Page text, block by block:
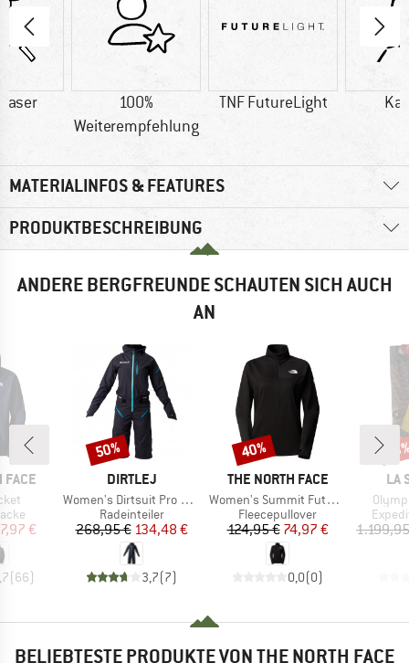
100%
Weiterempfehlung
TNF FutureLight
MATERIALINFOS & FEATURES
PRODUKTBESCHREIBUNG
ANDERE BERGFREUNDE SCHAUTEN SICH AUCH
AN
FACE
Preis
€
(66)
MARKE
DIRTLEJ
Artikel
Women's Dirtsuit Pro Edition
Produktgruppe
Radeinteiler
Preis
268,95 €reduzierter Preis
134,48 €
3,7(7)
Rabatt
50%
MARKE
THE NORTH FACE
Artikel
Women's Summit Futurefleece LT 1/2 Zip
Produktgruppe
Fleecepullover
Preis
124,95 €reduzierter Preis
74,97 €
0,0(0)
Rabatt
40%
LA
Artikel
BELIEBTESTE PRODUKTE VON THE NORTH FACE